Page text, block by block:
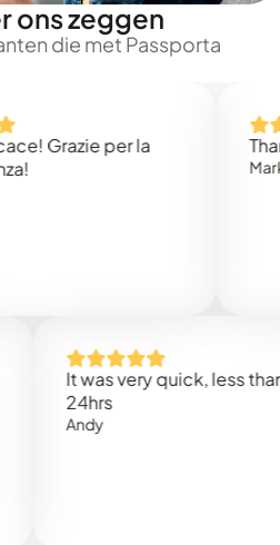
ons zeggen
die met Passporta
per la
Thank
It was very quick, less than